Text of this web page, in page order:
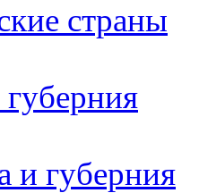
страны
и губерния